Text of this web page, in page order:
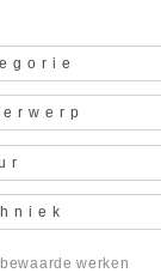
werken